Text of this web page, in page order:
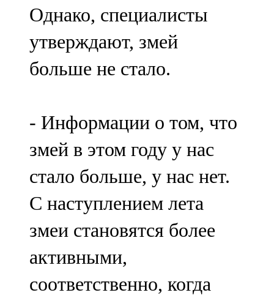
Однако, специалисты
утверждают, змей
больше не стало.
- Информации о том, что
змей в этом году у нас
стало больше, у нас нет.
С наступлением лета
змеи становятся более
активными,
соответственно, когда